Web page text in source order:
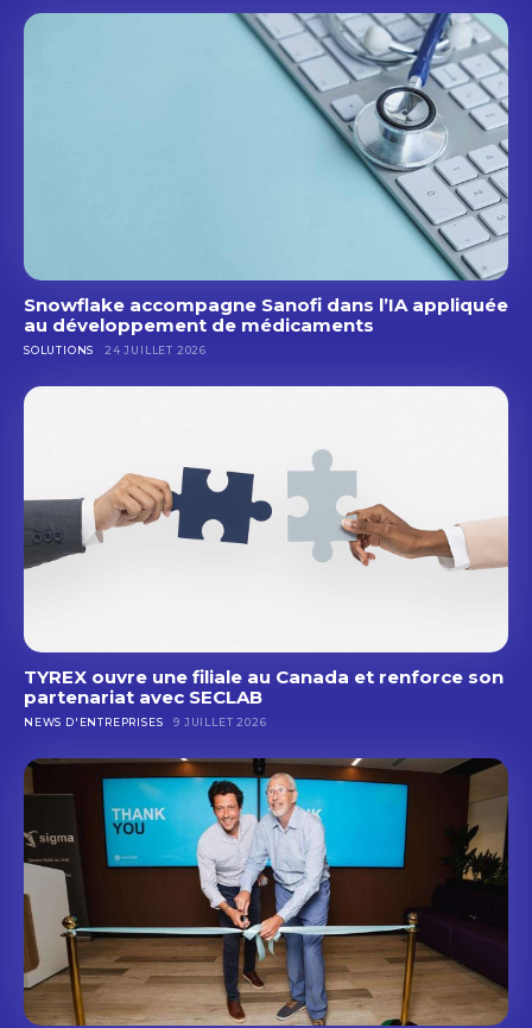
Snowflake accompagne Sanofi dans l’IA appliquée
au développement de médicaments
SOLUTIONS 24 JUILLET 2026
TYREX ouvre une filiale au Canada et renforce son
partenariat avec SECLAB
NEWS D'ENTREPRISES 9 JUILLET 2026